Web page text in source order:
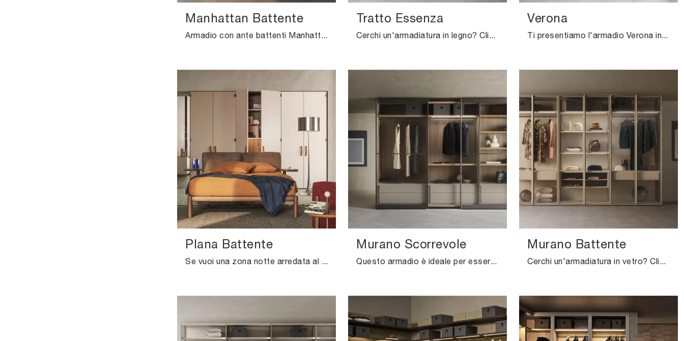
Manhattan Battente
Armadio con ante battenti Manhattan di Pianca: compila il form per informazioni e preventivi e arreda la camera da letto come l'hai sempre sognata.
Tratto Essenza
Cerchi un'armadiatura in legno? Clicca e scopri armadi a muro con ante scorrevoli di Pianca.
Verona
Ti presentiamo l'armadio Verona in laccato opaco di Pianca! Una ricca gamma di armadi a muro con ante battenti.
Plana Battente
Se vuoi una zona notte arredata al meglio, scegli l'armadio Plana Battente con ante battenti di Pianca!
Murano Scorrevole
Questo armadio è ideale per essere inserito in uno spazio arredato con mobili e oggetti accessori design, unendo ottimamente praticità e design.
Murano Battente
Cerchi un'armadiatura in vetro? Clicca e scopri armadi a muro con ante battenti di Pianca.